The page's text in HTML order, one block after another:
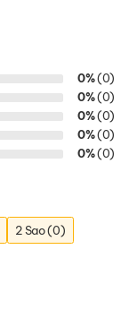
0%(0)
0%(0)
0%(0)
0%(0)
0%(0)
2 Sao (0)